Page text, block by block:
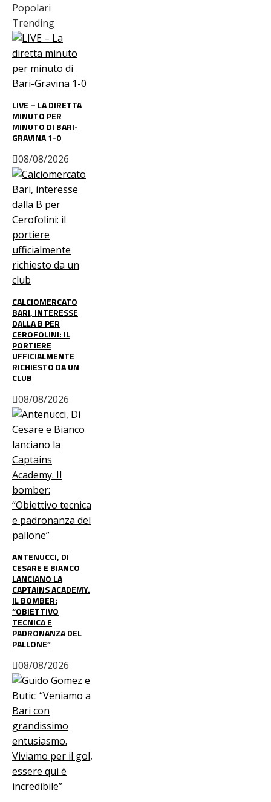
Popolari
Trending
LIVE – LA DIRETTA
MINUTO PER
MINUTO DI BARI-
GRAVINA 1-0
08/08/2026
CALCIOMERCATO
BARI, INTERESSE
DALLA B PER
CEROFOLINI: IL
PORTIERE
UFFICIALMENTE
RICHIESTO DA UN
CLUB
08/08/2026
ANTENUCCI, DI
CESARE E BIANCO
LANCIANO LA
CAPTAINS ACADEMY.
IL BOMBER:
“OBIETTIVO
TECNICA E
PADRONANZA DEL
PALLONE”
08/08/2026